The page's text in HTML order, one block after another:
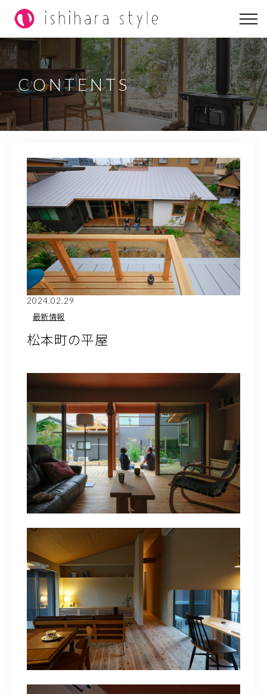
CONTENTS
2024.02.29
最新情報
松本町の平屋
イシハラスタイルについて
こだわりラボ
実例集
コラム
0563-58-1231
営業時間 8:00～18:00（日祝定休）
お問い合わせ・資料請求